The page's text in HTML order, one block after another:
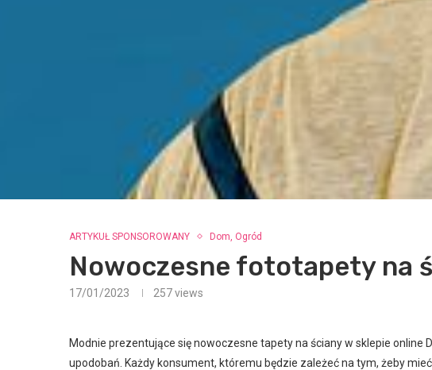
ARTYKUŁ SPONSOROWANY Dom, Ogród
Nowoczesne fototapety na
17/01/2023 257views
Modnie prezentujące się nowoczesne tapety na ściany w sklepie online
upodobań. Każdy konsument, któremu będzie zależeć na tym, żeby